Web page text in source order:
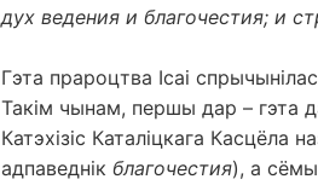
дух ведения и благочестия; и
Гэта прароцтва Ісаі
Такім чынам, першы дар – гэта
Катэхізіс Каталіцкага
адпаведнік благочестия), а